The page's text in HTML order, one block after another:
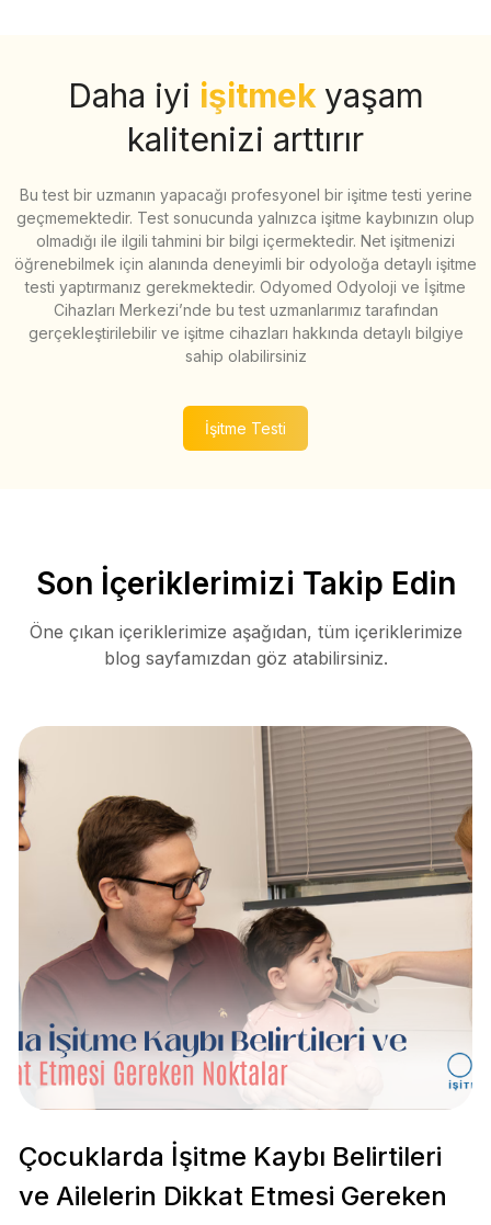
Daha iyi işitmek yaşam
kalitenizi arttırır
Bu test bir uzmanın yapacağı profesyonel bir işitme testi yerine
geçmemektedir. Test sonucunda yalnızca işitme kaybınızın olup
olmadığı ile ilgili tahmini bir bilgi içermektedir. Net işitmenizi
öğrenebilmek için alanında deneyimli bir odyoloğa detaylı işitme
testi yaptırmanız gerekmektedir. Odyomed Odyoloji ve İşitme
Cihazları Merkezi’nde bu test uzmanlarımız tarafından
gerçekleştirilebilir ve işitme cihazları hakkında detaylı bilgiye
sahip olabilirsiniz
İşitme Testi
Son İçeriklerimizi Takip Edin
Öne çıkan içeriklerimize aşağıdan, tüm içeriklerimize
blog sayfamızdan göz atabilirsiniz.
Çocuklarda İşitme Kaybı Belirtileri
ve Ailelerin Dikkat Etmesi Gereken